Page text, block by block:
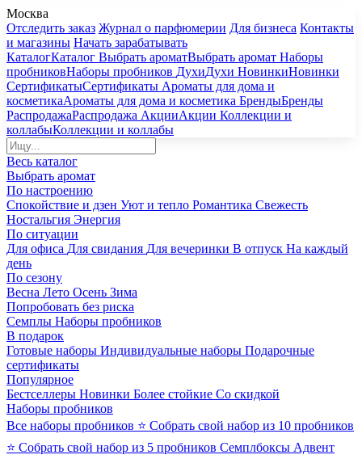
Москва
Отследить заказ Журнал о парфюмерии Для бизнеса Контакты
и магазины Начать зарабатывать
КаталогКаталог Выбрать ароматВыбрать аромат Наборы
пробниковНаборы пробников ДухиДухи НовинкиНовинки
СертификатыСертификаты Ароматы для дома и
косметикаАроматы для дома и косметика БрендыБренды
РаспродажаРаспродажа АкцииАкции Коллекции и
коллабыКоллекции и коллабы
Весь каталог
Выбрать аромат
По настроению
Спокойствие и дзен Уют и тепло Романтика Свежесть
Ностальгия Энергия
По ситуации
Для офиса Для свидания Для вечеринки В отпуск На каждый
день
По сезону
Весна Лето Осень Зима
Попробовать без риска
Семплы Наборы пробников
В подарок
Готовые наборы Индивидуальные наборы Подарочные
сертификаты
Популярное
Бестселлеры Новинки Более стойкие Со скидкой
Наборы пробников
Все наборы пробников ⭐ Собрать свой набор из 10 пробников
⭐ Собрать свой набор из 5 пробников Семплбоксы Адвент